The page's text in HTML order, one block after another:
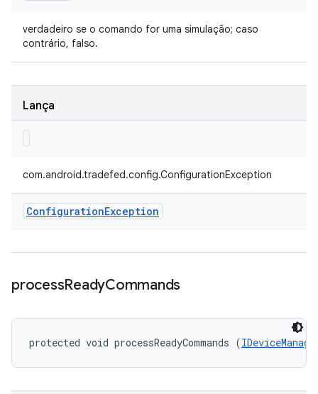
verdadeiro se o comando for uma simulação; caso
contrário, falso.
Lança
com.android.tradefed.config.ConfigurationException
ConfigurationException
processReadyCommands
protected void processReadyCommands (